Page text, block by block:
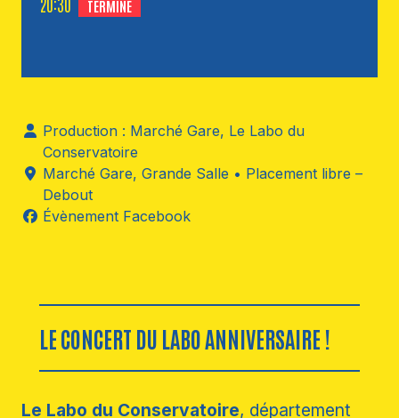
TERMINÉ
Production : Marché Gare, Le Labo du
Conservatoire
Marché Gare, Grande Salle • Placement libre –
Debout
Évènement Facebook
LE CONCERT DU LABO ANNIVERSAIRE !
Le Labo du Conservatoire, département